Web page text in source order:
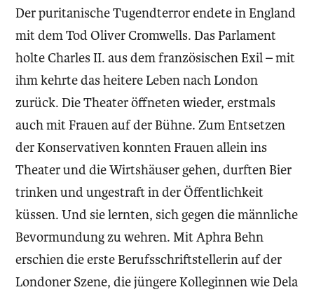
Der puritanische Tugendterror endete in England
mit dem Tod Oliver Cromwells. Das Parlament
holte Charles II. aus dem französischen Exil – mit
ihm kehrte das heitere Leben nach London
zurück. Die Theater öffneten wieder, erstmals
auch mit Frauen auf der Bühne. Zum Entsetzen
der Konservativen konnten Frauen allein ins
Theater und die Wirtshäuser gehen, durften Bier
trinken und ungestraft in der Öffentlichkeit
küssen. Und sie lernten, sich gegen die männliche
Bevormundung zu wehren. Mit Aphra Behn
erschien die erste Berufsschriftstellerin auf der
Londoner Szene, die jüngere Kolleginnen wie Dela